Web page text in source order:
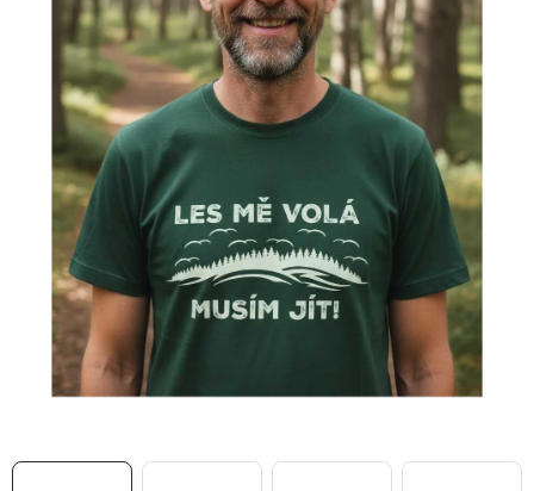
OKAMŽITĚ K ODBĚRU
MÁM SRDCE POMÁHÁM
VÁNOCE
PROVIZNÍ SYSTÉM
O nás Časté otázky
Obchodní podmínky
Zásady zpracování ochrany osobních údajů
Napište nám